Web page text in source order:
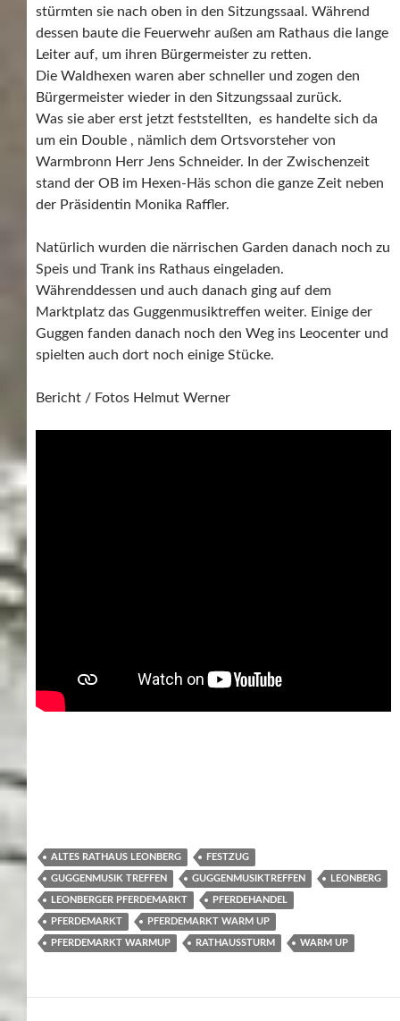
stürmten sie nach oben in den Sitzungssaal. Während
dessen baute die Feuerwehr außen am Rathaus die lange
Leiter auf, um ihren Bürgermeister zu retten.
Die Waldhexen waren aber schneller und zogen den
Bürgermeister wieder in den Sitzungssaal zurück.
Was sie aber erst jetzt feststellten, es handelte sich da
um ein Double , nämlich dem Ortsvorsteher von
Warmbronn Herr Jens Schneider. In der Zwischenzeit
stand der OB im Hexen-Häs schon die ganze Zeit neben
der Präsidentin Monika Raffler.
Natürlich wurden die närrischen Garden danach noch zu
Speis und Trank ins Rathaus eingeladen.
Währenddessen und auch danach ging auf dem
Marktplatz das Guggenmusiktreffen weiter. Einige der
Guggen fanden danach noch den Weg ins Leocenter und
spielten auch dort noch einige Stücke.
Bericht / Fotos Helmut Werner
ALTES RATHAUS LEONBERG FESTZUG
GUGGENMUSIK TREFFEN GUGGENMUSIKTREFFEN LEONBERG
LEONBERGER PFERDEMARKT PFERDEHANDEL
PFERDEMARKT PFERDEMARKT WARM UP
PFERDEMARKT WARMUP RATHAUSSTURM WARM UP